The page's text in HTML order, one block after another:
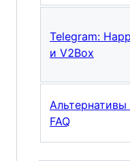
Telegram: Happ
и V2Box
Альтернативы
FAQ